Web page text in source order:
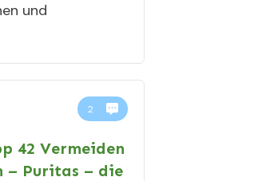
und
2
42 Vermeiden
– Puritas – die